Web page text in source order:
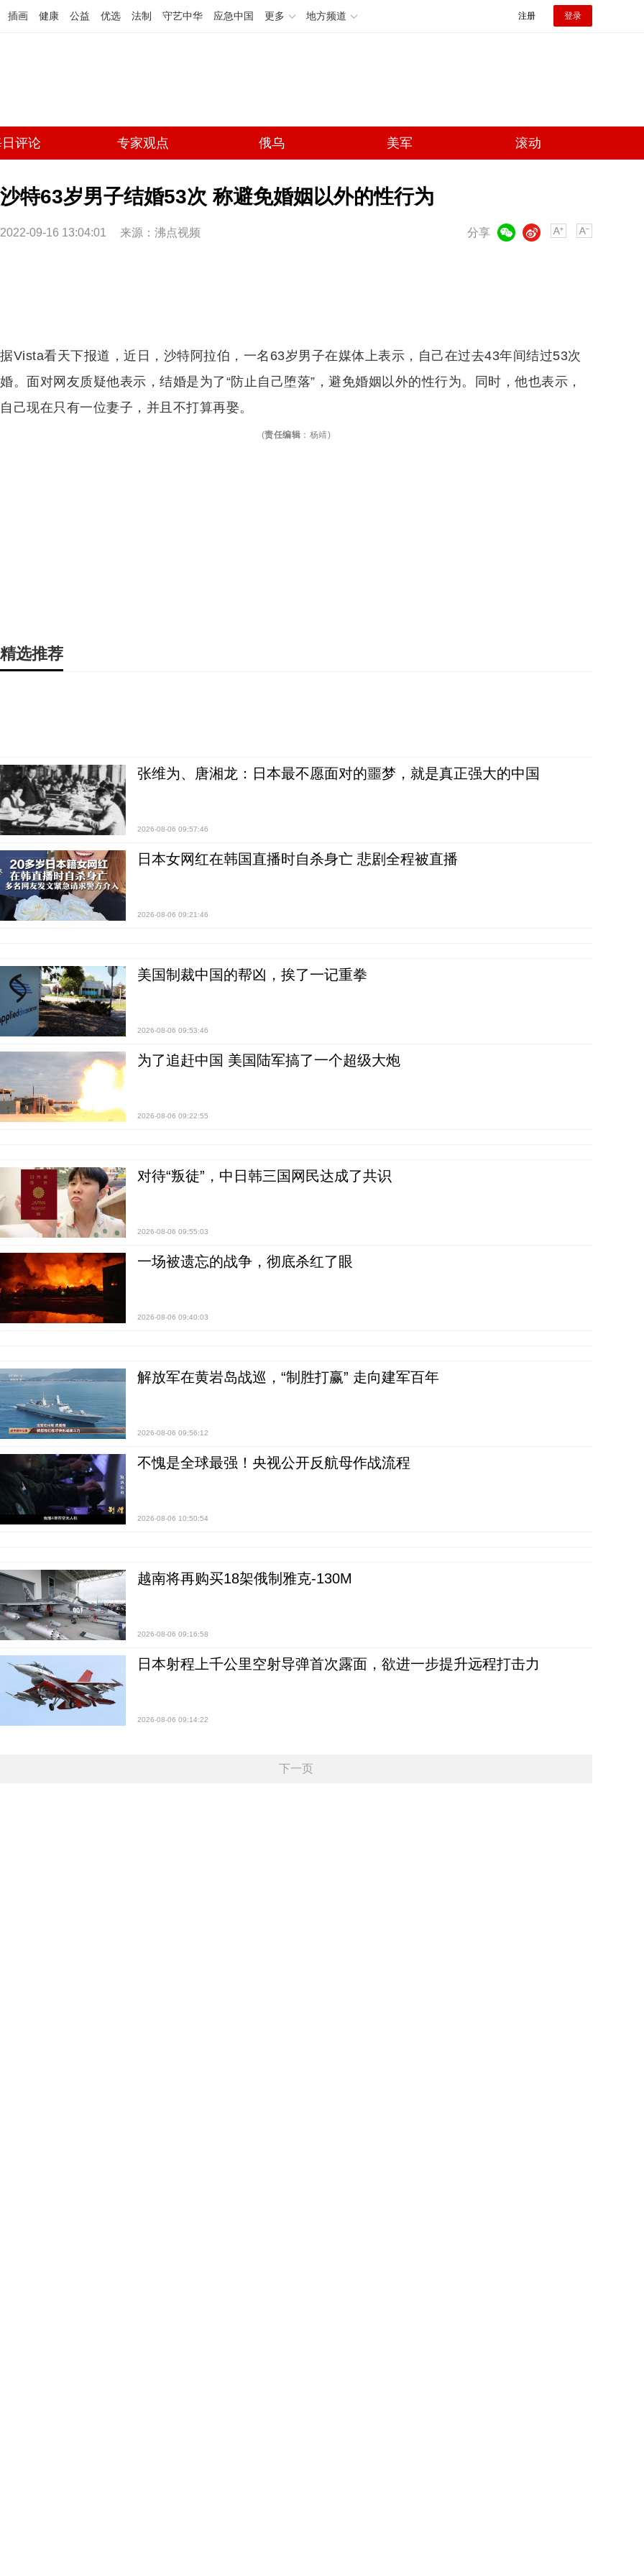
插画 健康 公益 优选 法制 守艺中华 应急中国 更多 地方频道 注册 登录
评论 专家观点 俄乌 美军 滚动
沙特63岁男子结婚53次 称避免婚姻以外的性行为
2022-09-16 13:04:01 来源：沸点视频 分享
微博
据Vista看天下报道，近日，沙特阿拉伯，一名63岁男子在媒体上表示，自己在过去43年间结过53次
婚。面对网友质疑他表示， 结婚是为了“防止自己堕落”，避免婚姻以外的性行为。同时，他也表示，
自己现在只有一位妻子，并且不打算再娶。
(责任编辑 ： 杨靖)
精选推荐
张维为、唐湘龙：日本最不愿面对的噩梦，就是真正强大的中国
2026-08-06 09:57:46
日本女网红在韩国直播时自杀身亡 悲剧全程被直播
2026-08-06 09:21:46
美国制裁中国的帮凶，挨了一记重拳
2026-08-06 09:53:46
为了追赶中国 美国陆军搞了一个超级大炮
2026-08-06 09:22:55
对待“叛徒”，中日韩三国网民达成了共识
2026-08-06 09:55:03
一场被遗忘的战争，彻底杀红了眼
2026-08-06 09:40:03
解放军在黄岩岛战巡，“制胜打赢” 走向建军百年
2026-08-06 09:56:12
不愧是全球最强！央视公开反航母作战流程
2026-08-06 10:50:54
越南将再购买18架俄制雅克-130M
2026-08-06 09:16:58
日本射程上千公里空射导弹首次露面，欲进一步提升远程打击力
2026-08-06 09:14:22
下一页